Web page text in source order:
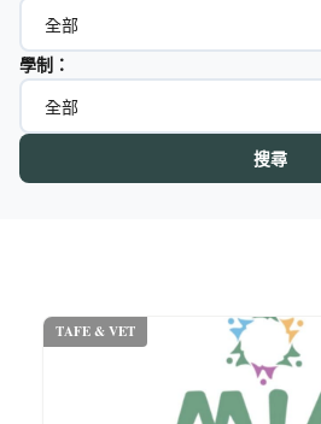
學制：
搜尋
TAFE & VET